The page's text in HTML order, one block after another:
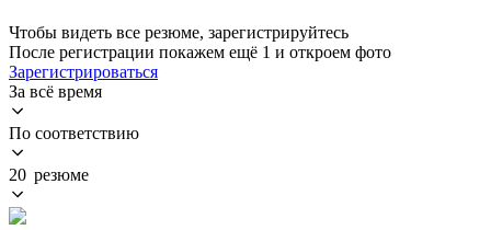
Чтобы видеть все резюме, зарегистрируйтесь
После регистрации покажем ещё 1 и откроем фото
Зарегистрироваться
За всё время
По соответствию
20 резюме